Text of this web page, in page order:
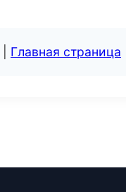
Главная страница